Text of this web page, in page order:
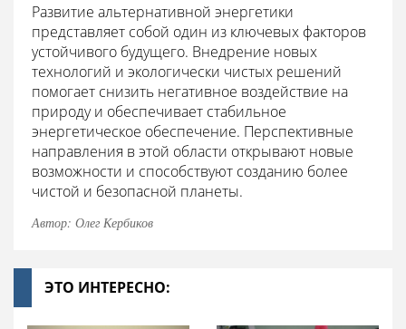
Развитие альтернативной энергетики
представляет собой один из ключевых факторов
устойчивого будущего. Внедрение новых
технологий и экологически чистых решений
помогает снизить негативное воздействие на
природу и обеспечивает стабильное
энергетическое обеспечение. Перспективные
направления в этой области открывают новые
возможности и способствуют созданию более
чистой и безопасной планеты.
Автор: Олег Кербиков
ЭТО ИНТЕРЕСНО: